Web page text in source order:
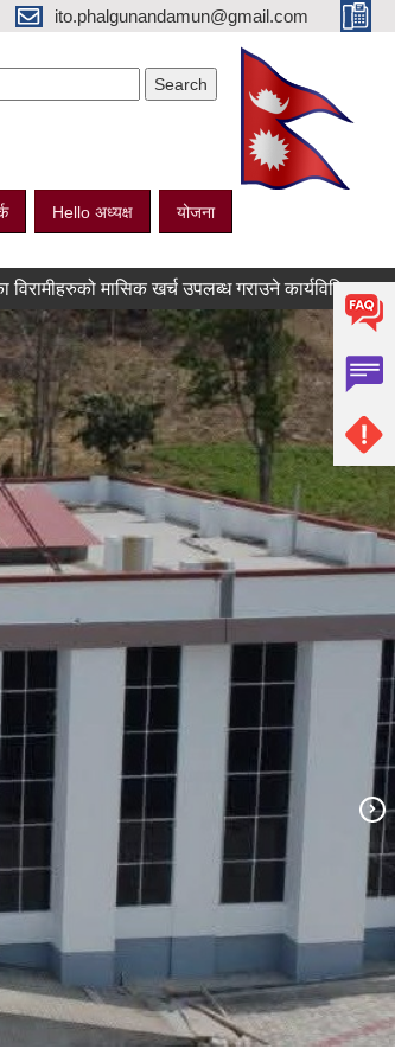
ito.phalgunandamun@gmail.com
Hello अध्यक्ष योजना
मासिक खर्च उपलब्ध गराउने कार्यविधि अनुरुप नवीकरण